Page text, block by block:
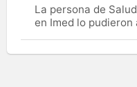
La persona de
en Imed lo pudieron